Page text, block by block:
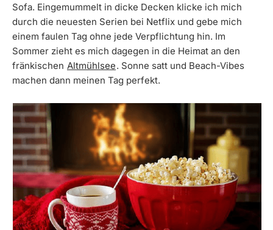
Sofa. Eingemummelt in dicke Decken klicke ich mich
durch die neuesten Serien bei Netflix und gebe mich
einem faulen Tag ohne jede Verpflichtung hin. Im
Sommer zieht es mich dagegen in die Heimat an den
fränkischen Altmühlsee. Sonne satt und Beach-Vibes
machen dann meinen Tag perfekt.